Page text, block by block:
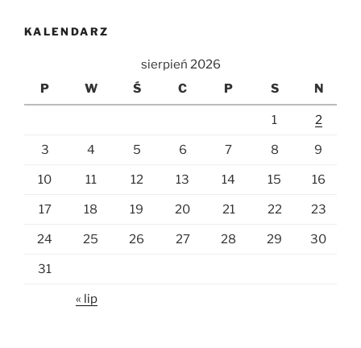
KALENDARZ
sierpień 2026
P
W Ś C P S N
1 2
3 4 5 6 7 8 9
10 11 12 13 14 15 16
17 18 19 20 21 22 23
24 25 26 27 28 29 30
31
« lip